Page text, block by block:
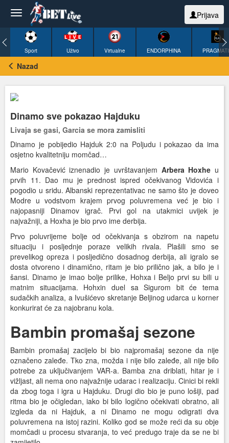
Prijava
Sport Uživo Virtualne ENDORPHINA
Nazad
Dinamo sve pokazao Hajduku
Livaja se gasi, Garcia se mora zamisliti
Dinamo je pobijedio Hajduk 2:0 na Poljudu i pokazao da ima
osjetno kvalitetniju momčad…
Mario Kovačević iznenadio je uvrštavanjem Arbera Hoxhe u
prvih 11. Dao mu je prednost ispred očekivanog Vidovića i
pogodio u sridu. Albanski reprezentativac ne samo što je doveo
Modre u vodstvom krajem prvog poluvremena već je bio i
najopasniji Dinamov igrač. Prvi gol na utakmici uvijek je
najvažniji, a Hoxha je bio prvo ime derbija.
Prvo poluvrijeme bolje od očekivanja s obzirom na napetu
situaciju i posljednje poraze velikih rivala. Plašili smo se
prevelikog opreza i posljedično dosadnog derbija, ali igralo se
dosta otvoreno i dinamično, ritam je bio prilično jak, a bilo je i
šansi. Dinamo je imao bolje prilike, Hohxa i Beljo prvi su bili u
matnim situacijama. Hohxin duel sa Sigurom bit će tema
sudačkih analiza, a Ivušićevo skretanje Beljinog udarca u korner
konkurirat će za najobranu kola.
Bambin promašaj sezone
Bambin promašaj zacijelo bi bio najpromašaj sezone da nije
označeno zaleđe. Tko zna, možda i nije bilo zaleđe, ali nije bilo
potrebe za uključivanjem VAR-a. Bamba zna driblati, hitar je i
vižljast, ali nema ono najvažnije udarac i realizaciju. Cinici bi rekli
da zbog toga i igra u Hajduku. Drugi dio bio je puno lošiji, pad
ritma bio je očigledan, iako bi bilo logično očekivati obratno, ali
izgleda da ni Hajduk, a ni Dinamo ne mogu odigrati dva
poluvremena na istoj razini. Koliko god se može reći da su obje
momčadi u procesu stvaranja, to već predugo traje da se ne bi